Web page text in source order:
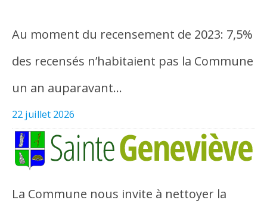
Au moment du recensement de 2023: 7,5%
des recensés n’habitaient pas la Commune
un an auparavant…
22 juillet 2026
La Commune nous invite à nettoyer la